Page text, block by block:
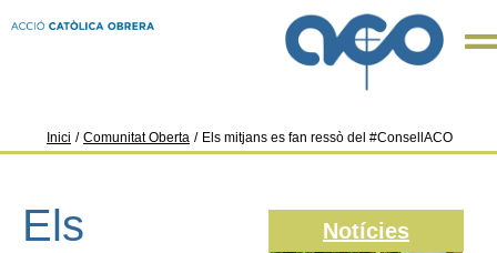
Inici / Comunitat Oberta / Els mitjans es fan ressò del #ConsellACO
Els
Notícies